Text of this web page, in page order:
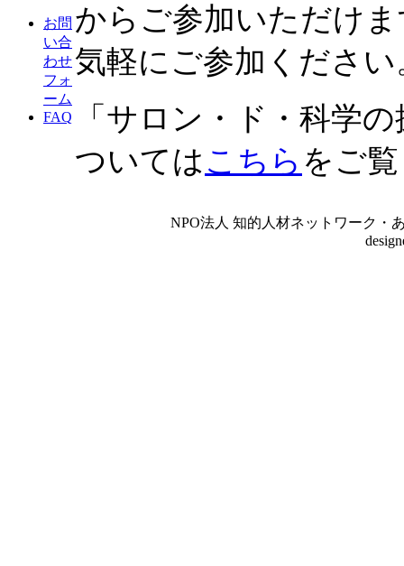
お問
い合
わせ
フォ
ーム
FAQ
からご参加いただけ
気軽にご参加ください
「サロン・ド・科学
ついてはこちら をご
NPO法人 知的人材ネットワーク・